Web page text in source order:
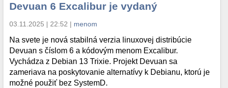
Devuan 6 Excalibur je vydaný
03.11.2025 | 22:52 | menom
Na svete je nová stabilná verzia linuxovej distribúcie
Devuan s číslom 6 a kódovým menom Excalibur.
Vychádza z Debian 13 Trixie. Projekt Devuan sa
zameriava na poskytovanie alternatívy k Debianu, ktorú je
možné použiť bez SystemD.